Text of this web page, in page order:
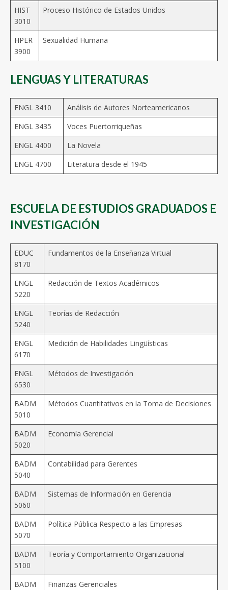
HIST
3010
Proceso Histórico de Estados Unidos
HPER
3900
Sexualidad Humana
LENGUAS Y LITERATURAS
ENGL 3410
Análisis de Autores Norteamericanos
ENGL 3435
Voces Puertorriqueñas
ENGL 4400
La Novela
ENGL 4700
Literatura desde el 1945
ESCUELA DE ESTUDIOS GRADUADOS E
INVESTIGACIÓN
EDUC
8170
Fundamentos de la Enseñanza Virtual
ENGL
5220
Redacción de Textos Académicos
ENGL
5240
Teorías de Redacción
ENGL
6170
Medición de Habilidades Lingüísticas
ENGL
6530
Métodos de Investigación
BADM
5010
Métodos Cuantitativos en la Toma de Decisiones
BADM
5020
Economía Gerencial
BADM
5040
Contabilidad para Gerentes
BADM
5060
Sistemas de Información en Gerencia
BADM
5070
Política Pública Respecto a las Empresas
BADM
5100
Teoría y Comportamiento Organizacional
BADM
Finanzas Gerenciales